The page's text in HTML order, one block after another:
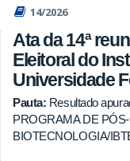
14/2026
Ata da 14ª
Eleitoral do
Universidade
Pauta: Resultado
PROGRAMA DE
BIOTECNOLOGIA/